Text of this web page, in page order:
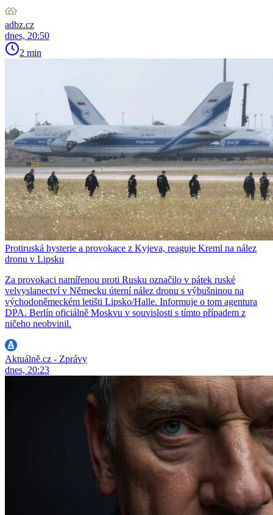
adbz.cz
dnes, 20:50
2 min
Protiruská hysterie a provokace z Kyjeva, reaguje Kreml na nález
dronu v Lipsku
Za provokaci namířenou proti Rusku označilo v pátek ruské
velvyslanectví v Německu úterní nález dronu s výbušninou na
východoněmeckém letišti Lipsko/Halle. Informuje o tom agentura
DPA. Berlín oficiálně Moskvu v souvislosti s tímto případem z
ničeho neobvinil.
Aktuálně.cz - Zprávy
dnes, 20:23